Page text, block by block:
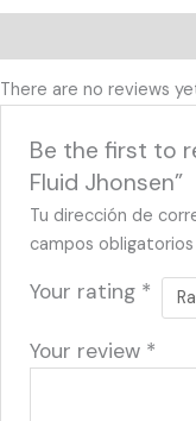
There are no reviews
Be the first to
Fluid Jhonsen”
Tu dirección de
campos
Your rating *
Your review *